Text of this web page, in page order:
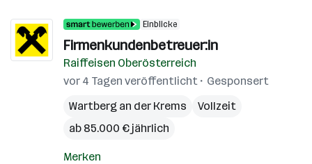
Einblicke
Firmenkundenbetreuer:in
Raiffeisen Oberösterreich
vor 4 Tagen veröffentlicht
Gesponsert
Wartberg an der Krems
Vollzeit
ab 85.000 € jährlich
Merken